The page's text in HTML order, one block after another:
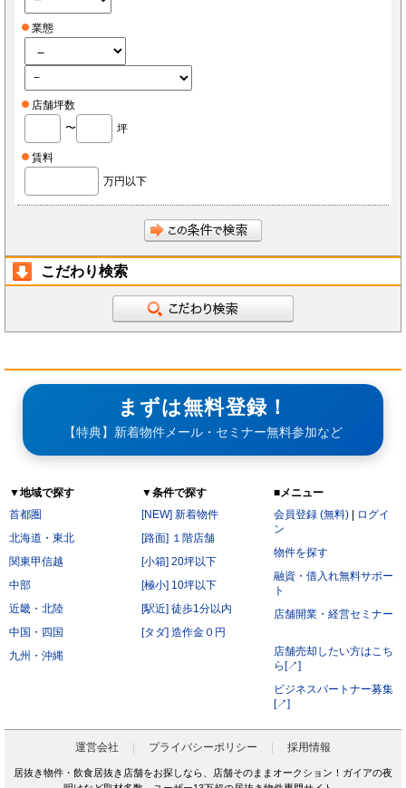
業態
店舗坪数
〜
坪
賃料
万円以下
こだわり検索
まずは無料登録！
【特典】新着物件メール・セミナー無料参加など
▼地域で探す
首都圏
北海道・東北
関東甲信越
中部
近畿・北陸
中国・四国
九州・沖縄
▼条件で探す
[NEW] 新着物件
[路面] １階店舗
[小箱] 20坪以下
[極小] 10坪以下
[駅近] 徒歩1分以内
[タダ] 造作金０円
■メニュー
会員登録 (無料)
ログイ
ン
物件を探す
融資・借入れ無料サポー
ト
店舗開業・経営セミナー
店舗売却したい方はこち
ら[↗]
ビジネスパートナー募集
[↗]
運営会社 プライバシーポリシー 採用情報
居抜き物件・飲食居抜き店舗をお探しなら、店舗そのままオークション！ガイアの夜